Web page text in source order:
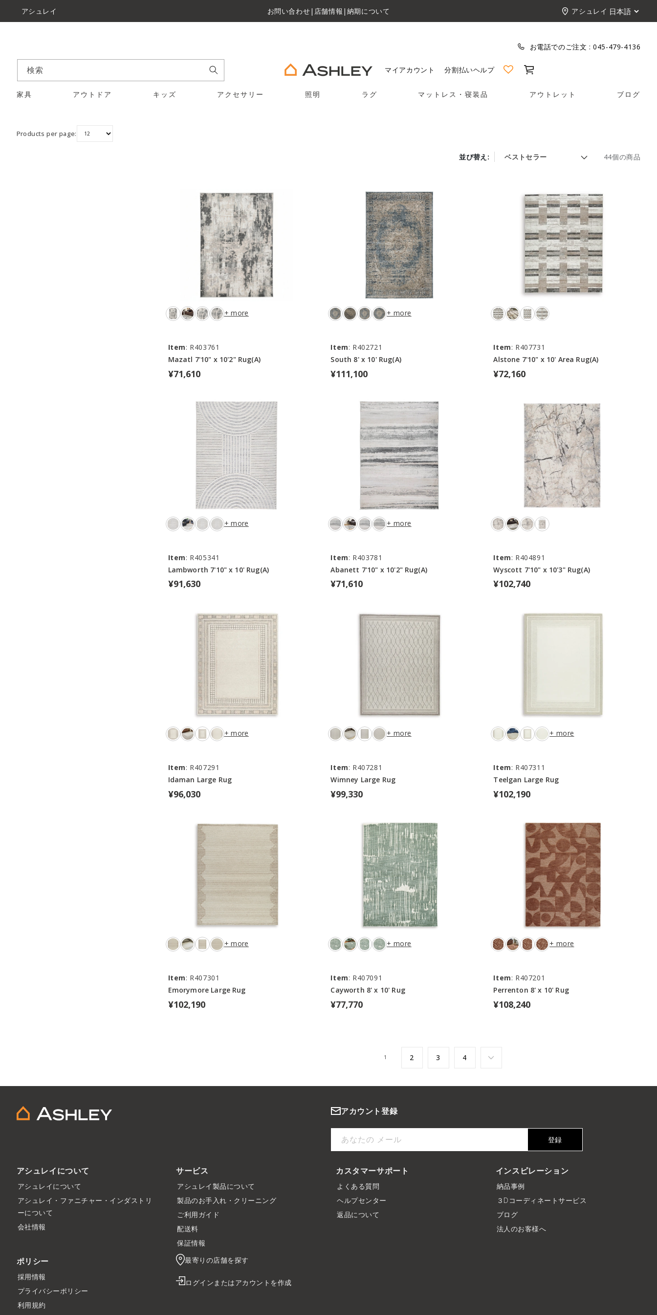
アシュレイ お問い合わせ| 店舗情報 | 納期について アシュレイ
お電話でのご注文 :045-479-4136
検索 マイアカウント 分割払いヘルプ カート
家具 アウトドア キッズ アクセサリー 照明 ラグ マットレス・寝装品 アウトレット ブログ
Products per page:
並び替え: 44個の商品
+ more
Item: R403761
Mazatl 7'10" x 10'2" Rug(A)
¥71,610
+ more
Item: R402721
South 8' x 10' Rug(A)
¥111,100
Item: R407731
Alstone 7'10" x 10' Area Rug(A)
¥72,160
+ more
Item: R405341
Lambworth 7'10" x 10' Rug(A)
¥91,630
+ more
Item: R403781
Abanett 7'10" x 10'2" Rug(A)
¥71,610
Item: R404891
Wyscott 7'10" x 10'3" Rug(A)
¥102,740
+ more
Item: R407291
Idaman Large Rug
¥96,030
+ more
Item: R407281
Wimney Large Rug
¥99,330
+ more
Item: R407311
Teelgan Large Rug
¥102,190
+ more
Item: R407301
Emorymore Large Rug
¥102,190
+ more
Item: R407091
Cayworth 8' x 10' Rug
¥77,770
+ more
Item: R407201
Perrenton 8' x 10' Rug
¥108,240
1 2 3 4
アカウント登録
あなたの メール 登録
アシュレイについて
アシュレイについて
アシュレイ・ファニチャー・インダストリ
ーについて
会社情報
サービス
アシュレイ製品について
製品のお手入れ・クリーニング
ご利用ガイド
配送料
保証情報
カスタマーサポート
よくある質問
ヘルプセンター
返品について
インスピレーション
納品事例
３Dコーディネートサービス
ブログ
法人のお客様へ
ポリシー
採用情報
プライバシーポリシー
利用規約
最寄りの店舗を探す
ログインまたはアカウントを作成